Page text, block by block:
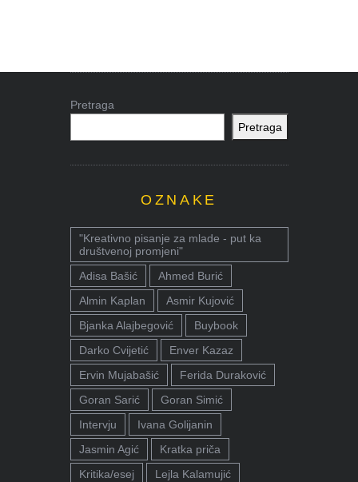
Pretraga
Pretraga
OZNAKE
"Kreativno pisanje za mlade - put ka
društvenoj promjeni"
Adisa Bašić
Ahmed Burić
Almin Kaplan
Asmir Kujović
Bjanka Alajbegović
Buybook
Darko Cvijetić
Enver Kazaz
Ervin Mujabašić
Ferida Duraković
Goran Sarić
Goran Simić
Intervju
Ivana Golijanin
Jasmin Agić
Kratka priča
Kritika/esej
Lejla Kalamujić